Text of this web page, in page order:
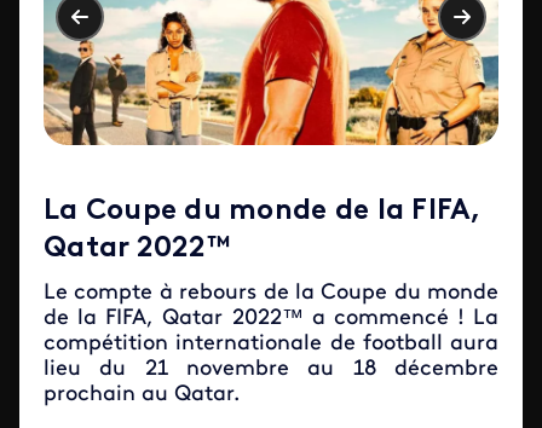
La Coupe du monde de la FIFA,
Qatar 2022™
Le compte à rebours de la Coupe du monde
de la FIFA, Qatar 2022™ a commencé ! La
compétition internationale de football aura
lieu du 21 novembre au 18 décembre
prochain au Qatar.